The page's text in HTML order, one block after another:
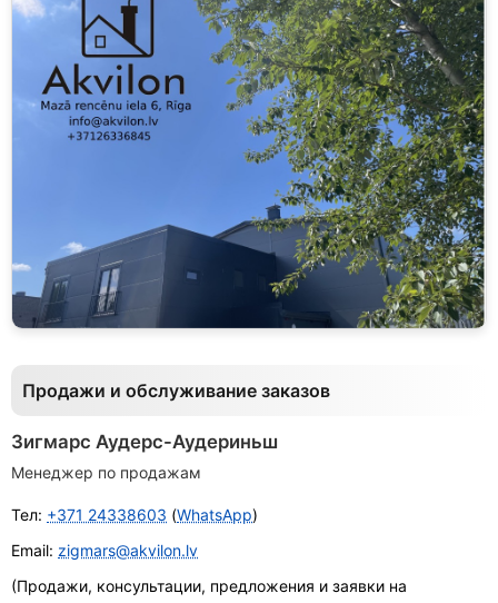
Продажи и обслуживание заказов
Зигмарс Аудерс-Аудериньш
Менеджер по продажам
Тел: +371 24338603 (WhatsApp)
Email: zigmars@akvilon.lv
(Продажи, консультации, предложения и заявки на